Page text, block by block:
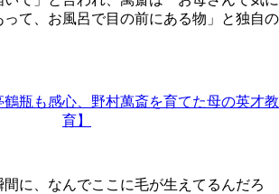
て、お風呂で目の前にある物」と独自の
鶴瓶も感心、野村萬斎を育てた母の英才教
育】
間に、なんでここに毛が生えてるんだろ